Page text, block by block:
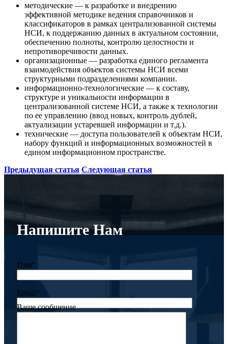
методические — к разработке и внедрению
эффективной методике ведения справочников и
классификаторов в рамках централизованной системы
НСИ, к поддержанию данных в актуальном состоянии,
обеспечению полноты, контролю целостности и
непротиворечивости данных.
организационные — разработка единого регламента
взаимодействия объектов системы НСИ всеми
структурными подразделениями компании.
информационно-технологические — к составу,
структуре и уникальности информации в
централизованной системе НСИ, а также к технологии
по ее управлению (ввод новых, контроль дублей,
актуализации устаревшей информации и т.д.).
технические — доступа пользователей к объектам НСИ,
набору функций и информационных возможностей в
едином информационном пространстве.
Предыдущая статья Следующая статья
Напишите Нам
Имя*
Email*
Ваше сообщение